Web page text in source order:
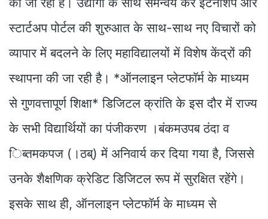
स्टार्टअप पोर्टल की शुरुआत के साथ-साथ नए विचारों को
व्यापार में बदलने के लिए महाविद्यालयों में विशेष केंद्रों की
स्थापना की जा रही है। *ऑनलाइन प्लेटफॉर्म के माध्यम
से गुणवत्तापूर्ण शिक्षा* डिजिटल क्रांति के इस दौर में राज्य
के सभी विद्यार्थियों का पंजीकरण ।बंकमउपब ठंदा व
िब्तमकपज (।ठब्) में अनिवार्य कर दिया गया है, जिससे
उनके शैक्षणिक क्रेडिट डिजिटल रूप में सुरक्षित रहेंगे।
इसके साथ ही, ऑनलाइन प्लेटफॉर्म के माध्यम से